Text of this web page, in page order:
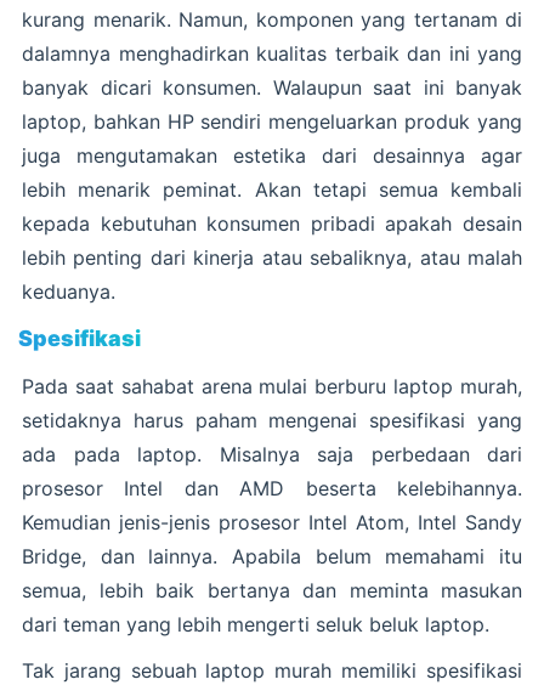
kurang menarik. Namun, komponen yang tertanam di
dalamnya menghadirkan kualitas terbaik dan ini yang
banyak dicari konsumen. Walaupun saat ini banyak
laptop, bahkan HP sendiri mengeluarkan produk yang
juga mengutamakan estetika dari desainnya agar
lebih menarik peminat. Akan tetapi semua kembali
kepada kebutuhan konsumen pribadi apakah desain
lebih penting dari kinerja atau sebaliknya, atau malah
keduanya.
Spesifikasi
Pada saat sahabat arena mulai berburu laptop murah,
setidaknya harus paham mengenai spesifikasi yang
ada pada laptop. Misalnya saja perbedaan dari
prosesor Intel dan AMD beserta kelebihannya.
Kemudian jenis-jenis prosesor Intel Atom, Intel Sandy
Bridge, dan lainnya. Apabila belum memahami itu
semua, lebih baik bertanya dan meminta masukan
dari teman yang lebih mengerti seluk beluk laptop.
Tak jarang sebuah laptop murah memiliki spesifikasi